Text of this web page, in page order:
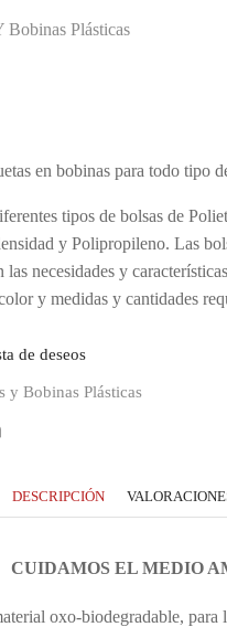
Bobinas Plásticas
en bobinas para todo tipo
tipos de bolsas de
y Polipropileno. Las
las necesidades y
y medidas y cantidades
de deseos
y Bobinas Plásticas
DESCRIPCIÓN
CUIDAMOS EL MEDIO
oxo-biodegradable, para